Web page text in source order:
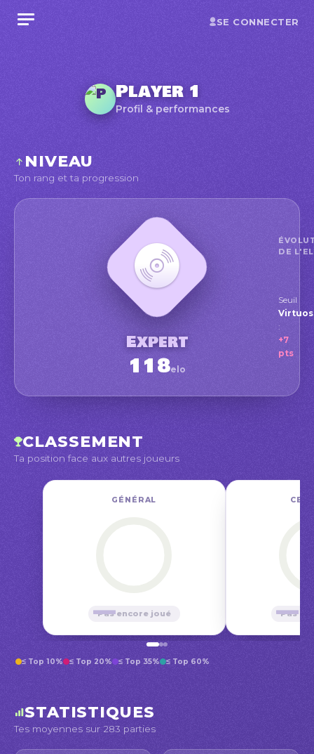
SE CONNECTER
Player 1
Profil & performances
NIVEAU
Ton rang et ta progression
Expert
118elo
DE
Seuil
:
+7
pts
CLASSEMENT
Ta position face aux autres joueurs
GÉNÉRAL
—
Pas encore joué
CE
—
Pas
≤ Top 10% ≤ Top 20% ≤ Top 35% ≤ Top 60%
STATISTIQUES
Tes moyennes sur 283 parties